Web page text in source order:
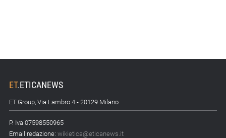
ET.ETICANEWS
ET.Group, Via Lambro 4 - 20129 Milano
P. Iva 07598550965
Email redazione: wikietica@eticanews.it